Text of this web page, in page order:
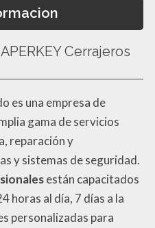
Cerrajeros
es una empresa de
gama de servicios
reparación y
y sistemas de seguridad.
están capacitados
horas al día, 7 días a la
personalizadas para